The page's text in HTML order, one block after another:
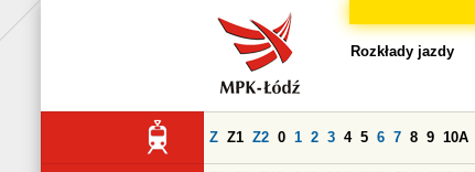
Rozkłady jazdy
Z Z1 Z2 0 1 2 3 4 5 6 7 8 9 10A